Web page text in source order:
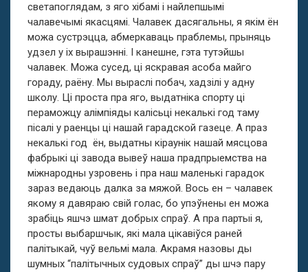
светапоглядам, з яго хібамі і найлепшымі
чалавечымі якасцямі. Чалавек дасягальны, я якім ён
можа сустрэцца, абмеркаваць праблемы, прыняць
удзел у іх вырашэнні. І канешне, гэта тутэйшы
чалавек. Можа сусед, ці яскравая асоба майго
гораду, раёну. Мы выраслі побач, хадзілі у адну
школу. Ці проста пра яго, выдатніка спорту ці
пераможцу алімпіяды калісьці некалькі год таму
пісалі у раенцы ці нашай гарадской газеце. А праз
некалькі год ён, выдатны кіраунік нашай мясцова
фабрыкі ці завода вывеў наша прадпрыемства на
міжнародны узровень і пра наш маленькі гарадок
зараз ведаюць далка за мяжой. Вось ен – чалавек
якому я давяраю свій голас, бо упэўнены ен можа
зрабіць яшчэ шмат добрых спраў. А пра партыі я,
просты выбаршчык, які мала цікавіўся раней
палітыкай, чуў вельмі мала. Акрамя назовы ды
шумных “палітычных судовых спраў” ды шчэ пару